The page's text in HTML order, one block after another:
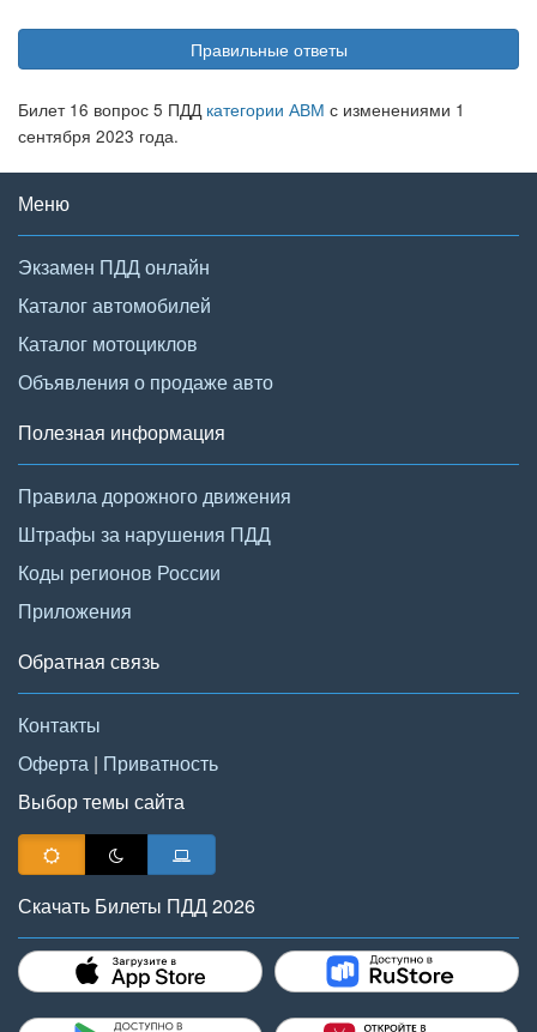
Правильные ответы
Билет 16 вопрос 5 ПДД категории АВМ с изменениями 1
сентября 2023 года.
Меню
Экзамен ПДД онлайн
Каталог автомобилей
Каталог мотоциклов
Объявления о продаже авто
Полезная информация
Правила дорожного движения
Штрафы за нарушения ПДД
Коды регионов России
Приложения
Обратная связь
Контакты
Оферта | Приватность
Выбор темы сайта
Скачать Билеты ПДД 2026